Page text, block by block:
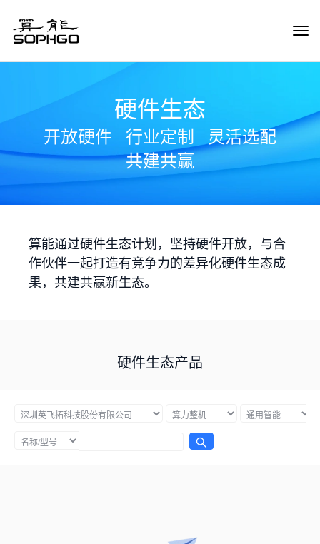
硬件生态
开放硬件 行业定制
灵活选配
共建共赢
算能通过硬件生态计划，坚持硬件开放，与合
作伙伴一起打造有竞争力的差异化硬件生态成
果，共建共赢新生态。
硬件生态产品